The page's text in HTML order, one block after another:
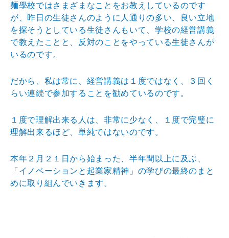
麺學校ではさまざまなことをお教えしているのです
が、昨 日の生徒さんのように人通りの多い、良い立地
を探そうと している生徒さんもいて、学校の経営講義
で教えたことと
、反対のことをやっている生徒さんが
いるのです。
だから、私は常に、経営講義は１度ではなく、３回く
らい連続で参加することを勧めているのです。
１度で理解出来る人は、非常に少なく、１度で完璧に
理解出来るほど、単純ではないのです。
本年２月２１日から始まった、半年間以上に及ぶ、
「イノ ベーションと起業家精神」の学びの最終のまと
めに取り組 んでいきます。